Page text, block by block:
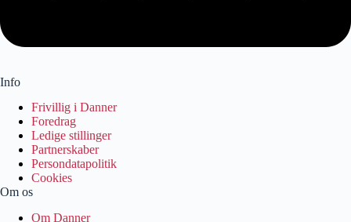
Info
Frivillig i Danner
Foredrag
Ledige stillinger
Partnerskaber
Persondatapolitik
Cookies
Om os
Om Danner